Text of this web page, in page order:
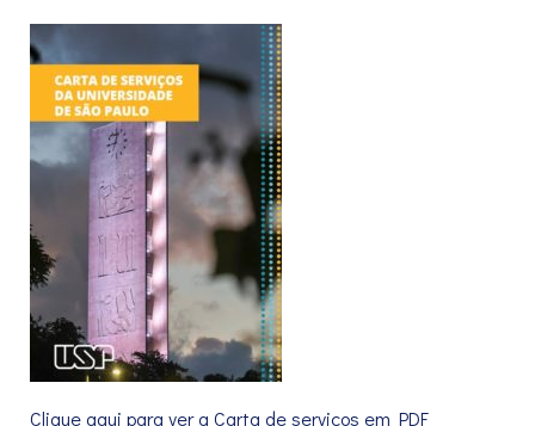
Clique aqui para ver a Carta de serviços em PDF